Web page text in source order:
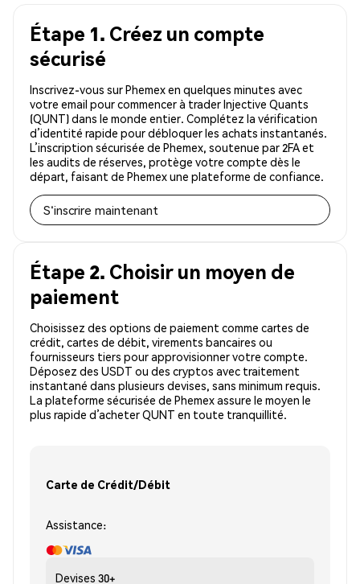
Étape 1. Créez un compte
sécurisé
Inscrivez-vous sur Phemex en quelques minutes avec
votre email pour commencer à trader Injective Quants
(QUNT) dans le monde entier. Complétez la vérification
d’identité rapide pour débloquer les achats instantanés.
L’inscription sécurisée de Phemex, soutenue par 2FA et
les audits de réserves, protège votre compte dès le
départ, faisant de Phemex une plateforme de confiance.
S'inscrire maintenant
Étape 2. Choisir un moyen de
paiement
Choisissez des options de paiement comme cartes de
crédit, cartes de débit, virements bancaires ou
fournisseurs tiers pour approvisionner votre compte.
Déposez des USDT ou des cryptos avec traitement
instantané dans plusieurs devises, sans minimum requis.
La plateforme sécurisée de Phemex assure le moyen le
plus rapide d’acheter QUNT en toute tranquillité.
Carte de Crédit/Débit
Assistance:
Devises 30+